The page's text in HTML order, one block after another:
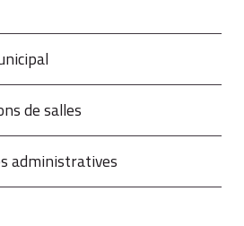
isolé avec 2 enfants à
d'activité mais bénéficiaire
et des allocations
€
de salles
administratives